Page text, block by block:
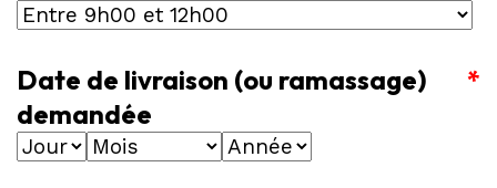
*
Date de livraison (ou ramassage)
demandée